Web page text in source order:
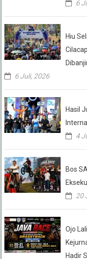
6
Hiu
6 Juli, 2026
Hasil
4
Bos
20
Ojo
Hadir